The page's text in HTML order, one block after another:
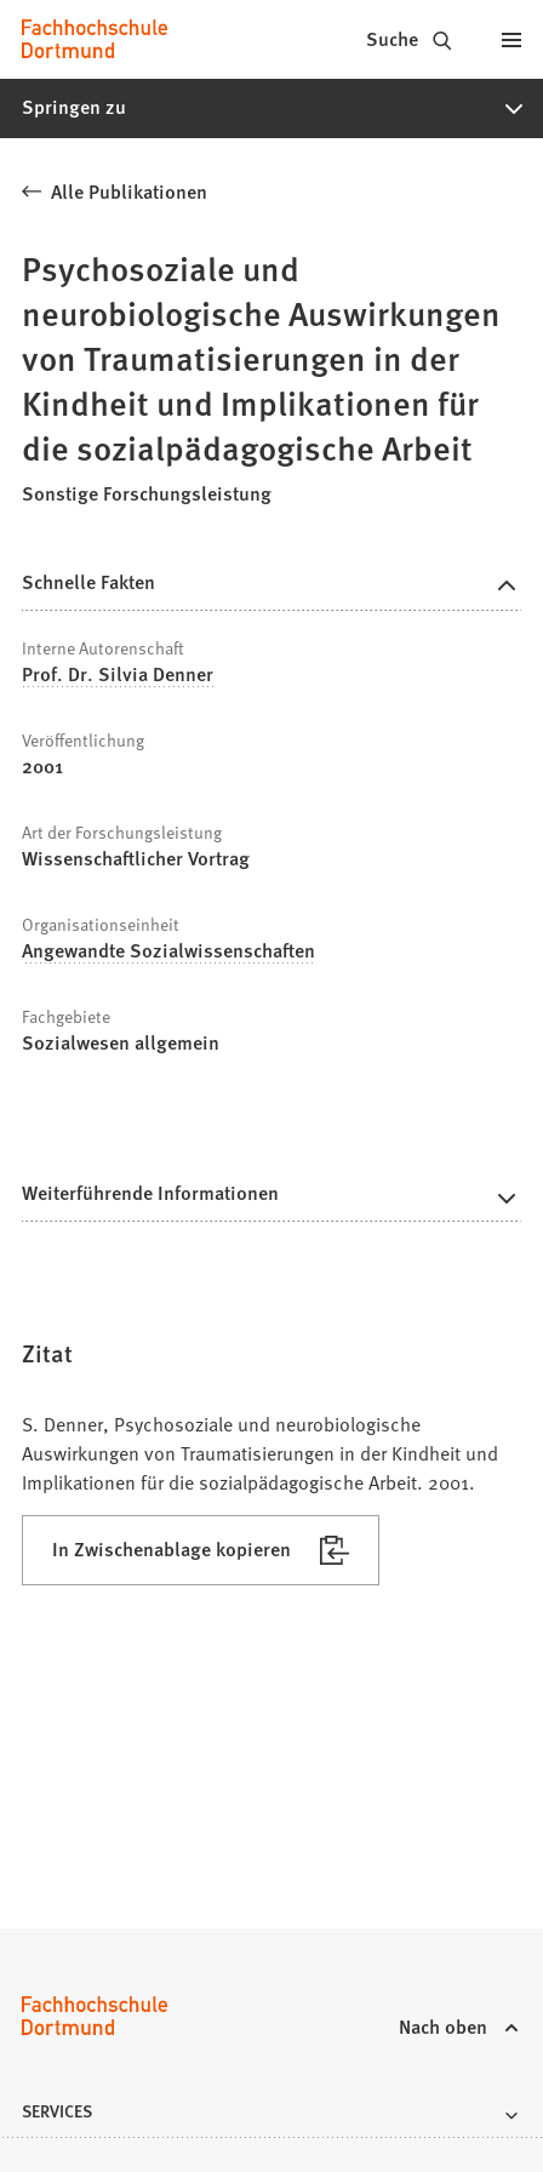
Inhalt anspringen
Fachhochschule
Dortmund
-
Studiengänge,
Bewerbung
Suche
Springen zu
Alle Publikationen
Psychosoziale und
neurobiologische Auswirkungen
von Traumatisierungen in der
Kindheit und Implikationen für
die sozialpädagogische Arbeit
Sonstige Forschungsleistung
Schnelle Fakten
Interne Autorenschaft
Prof. Dr. Silvia Denner
Veröffentlichung
2001
Art der Forschungsleistung
Wissenschaftlicher Vortrag
Organisationseinheit
Angewandte Sozialwissenschaften
Fachgebiete
Sozialwesen allgemein
Weiterführende Informationen
Zitat
S. Denner, Psychosoziale und neurobiologische
Auswirkungen von Traumatisierungen in der Kindheit und
Implikationen für die sozialpädagogische Arbeit. 2001.
In Zwischenablage kopieren
Nach oben
SERVICES